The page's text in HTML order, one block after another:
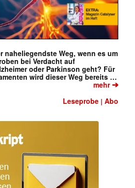
naheliegendste Weg, wenn es um
bei Verdacht auf
oder Parkinson geht? Für
wird dieser Weg bereits …
mehr➔
Leseprobe |Abo